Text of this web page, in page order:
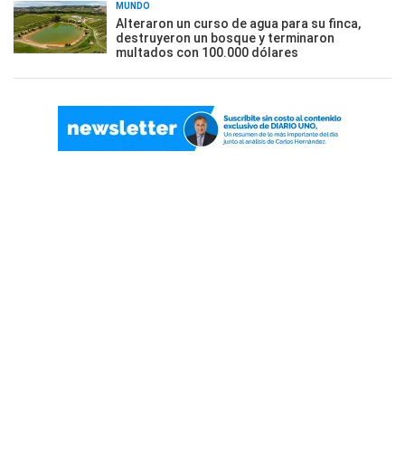
MUNDO
Alteraron un curso de agua para su finca,
destruyeron un bosque y terminaron
multados con 100.000 dólares